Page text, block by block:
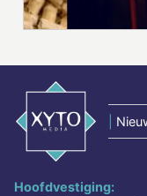
Hoofdvestiging: